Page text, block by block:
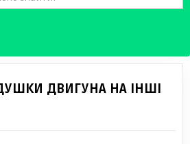
ДВИГУНА НА ІНШІ